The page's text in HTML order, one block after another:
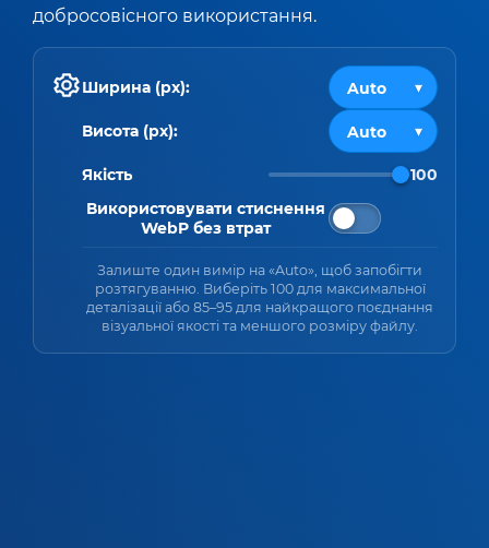
добросовісного використання.
Ширина (px):
Висота (px):
Якість
100
Використовувати стиснення
WebP без втрат
Залиште один вимір на «Auto», щоб запобігти
розтягуванню. Виберіть 100 для максимальної
деталізації або 85–95 для найкращого поєднання
візуальної якості та меншого розміру файлу.